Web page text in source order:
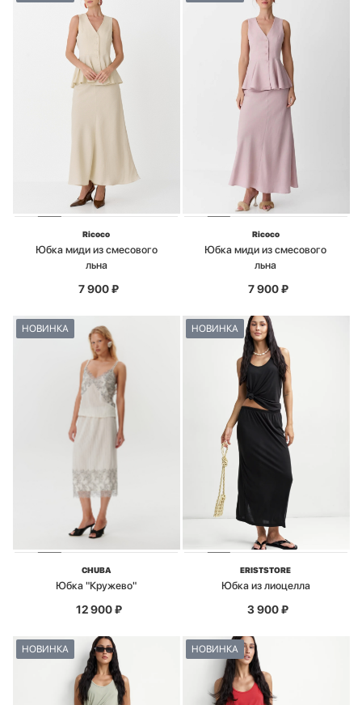
Ricoco
Юбка миди из смесового
льна
7 900₽
Ricoco
Юбка миди из смесового
льна
7 900₽
НОВИНКА
CHUBA
Юбка "Кружево"
12 900₽
НОВИНКА
ERISTSTORE
Юбка из лиоцелла
3 900₽
НОВИНКА НОВИНКА